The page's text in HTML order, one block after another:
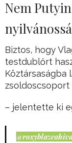
Nem
Biztos, hogy
testdublőrt
Köztársaságba
zsoldoscsoport
– jelentette ki